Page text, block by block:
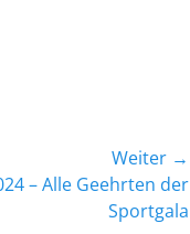
Weiter →
– Alle Geehrten der
Sportgala